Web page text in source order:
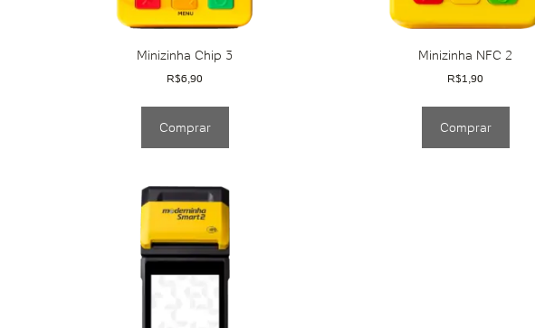
Minizinha Chip 3
R$6,90
Comprar
Minizinha NFC 2
R$1,90
Comprar